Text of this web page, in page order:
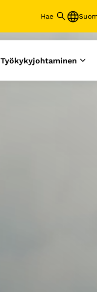
Työkykyjohtaminen